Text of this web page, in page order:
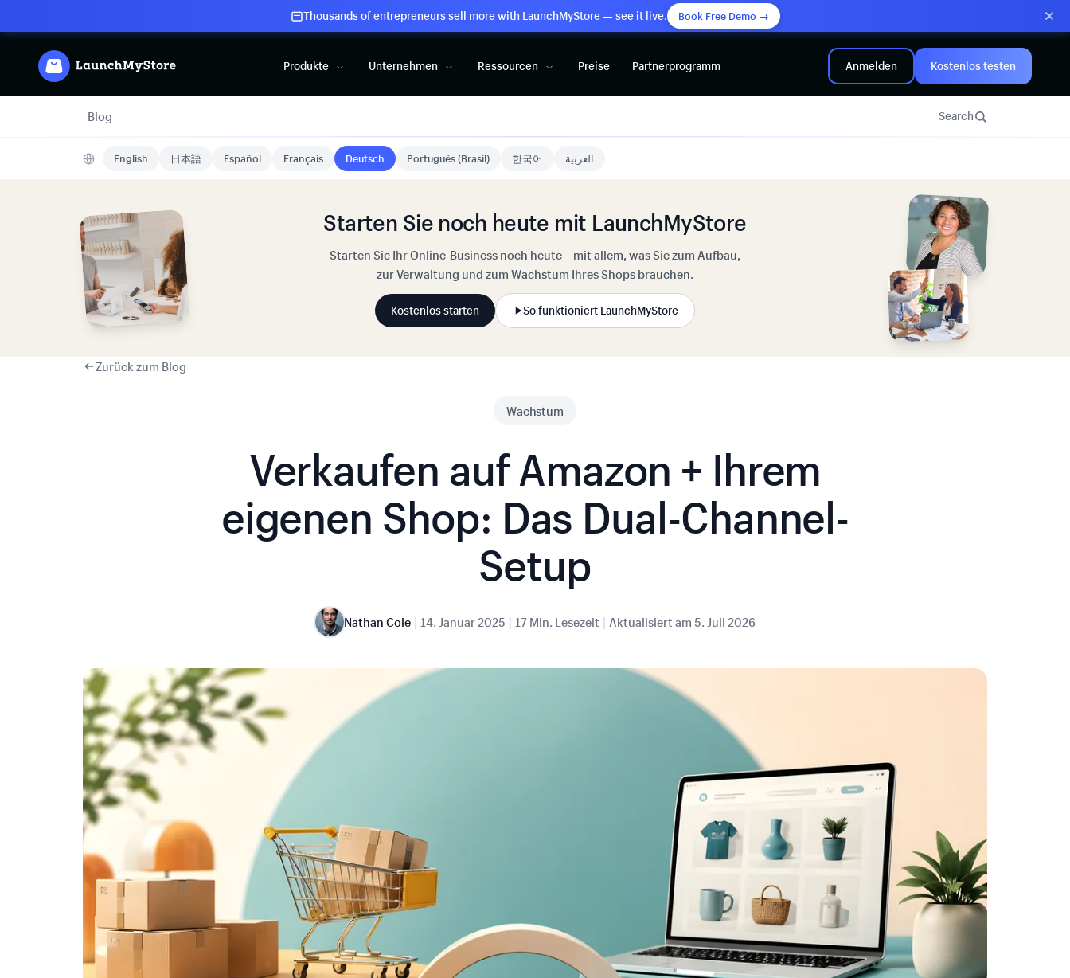
Thousands of entrepreneurs sell more with LaunchMyStore — see it live. Book Free Demo →
Produkte Unternehmen Ressourcen Preise Partnerprogramm Anmelden Kostenlos testen
Blog Search
English 日本語 Español Français Deutsch Português (Brasil) 한국어 العربية
Starten Sie noch heute mit LaunchMyStore
Starten Sie Ihr Online-Business noch heute – mit allem, was Sie zum Aufbau,
zur Verwaltung und zum Wachstum Ihres Shops brauchen.
Kostenlos starten So funktioniert LaunchMyStore
Zurück zum Blog
Wachstum
Verkaufen auf Amazon + Ihrem
eigenen Shop: Das Dual-Channel-
Setup
Nathan Cole | 14. Januar 2025 | 17 Min. Lesezeit | Aktualisiert am 5. Juli 2026